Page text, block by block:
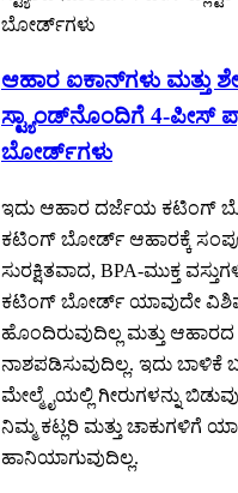
ಆಹಾರ ಐಕಾನ್‌ಗಳು ಮತ್ತು
ಸ್ಟ್ಯಾಂಡ್‌ನೊಂದಿಗೆ 4-ಪೀಸ್
ಬೋರ್ಡ್‌ಗಳು
ಇದು ಆಹಾರ ದರ್ಜೆಯ ಕಟಿಂಗ್
ಕಟಿಂಗ್ ಬೋರ್ಡ್ ಆಹಾರಕ್ಕೆ
ಸುರಕ್ಷಿತವಾದ, BPA-ಮುಕ್ತ
ಕಟಿಂಗ್ ಬೋರ್ಡ್ ಯಾವುದೇ
ಹೊಂದಿರುವುದಿಲ್ಲ ಮತ್ತು
ನಾಶಪಡಿಸುವುದಿಲ್ಲ. ಇದು ಬಾಳಿಕೆ
ಮೇಲ್ಮೈಯಲ್ಲಿ ಗೀರುಗಳನ್ನು
ನಿಮ್ಮ ಕಟ್ಲರಿ ಮತ್ತು ಚಾಕುಗಳಿಗೆ
ಹಾನಿಯಾಗುವುದಿಲ್ಲ.